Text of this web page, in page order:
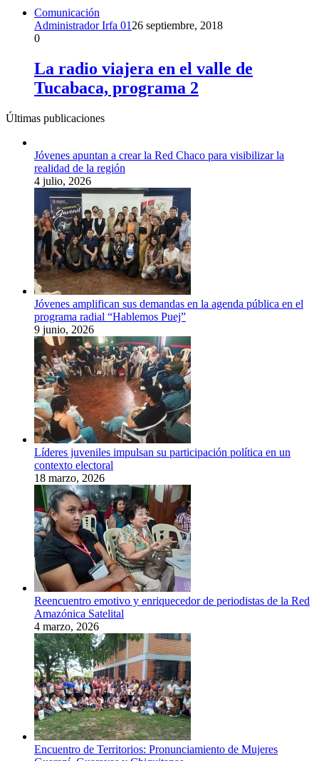
Comunicación
Administrador Irfa 01 26 septiembre, 2018
0
La radio viajera en el valle de
Tucabaca, programa 2
Últimas publicaciones
Jóvenes apuntan a crear la Red Chaco para visibilizar la
realidad de la región
4 julio, 2026
Jóvenes amplifican sus demandas en la agenda pública en el
programa radial “Hablemos Puej”
9 junio, 2026
Líderes juveniles impulsan su participación política en un
contexto electoral
18 marzo, 2026
Reencuentro emotivo y enriquecedor de periodistas de la Red
Amazónica Satelital
4 marzo, 2026
Encuentro de Territorios: Pronunciamiento de Mujeres